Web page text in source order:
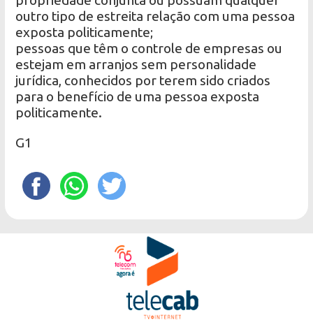
outro tipo de estreita relação com uma pessoa
exposta politicamente;
pessoas que têm o controle de empresas ou
estejam em arranjos sem personalidade
jurídica, conhecidos por terem sido criados
para o benefício de uma pessoa exposta
politicamente.
G1